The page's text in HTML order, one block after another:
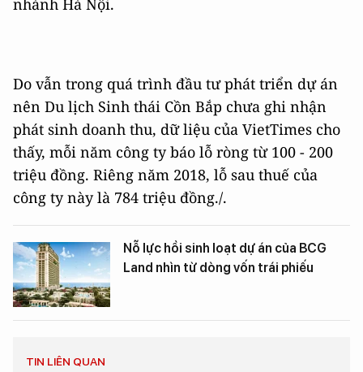
nhánh Hà Nội.
Do vẫn trong quá trình đầu tư phát triển dự án
nên Du lịch Sinh thái Cồn Bắp chưa ghi nhận
phát sinh doanh thu, dữ liệu của VietTimes cho
thấy, mỗi năm công ty báo lỗ ròng từ 100 - 200
triệu đồng. Riêng năm 2018, lỗ sau thuế của
công ty này là 784 triệu đồng./.
Nỗ lực hồi sinh loạt dự án của BCG
Land nhìn từ dòng vốn trái phiếu
TIN LIÊN QUAN